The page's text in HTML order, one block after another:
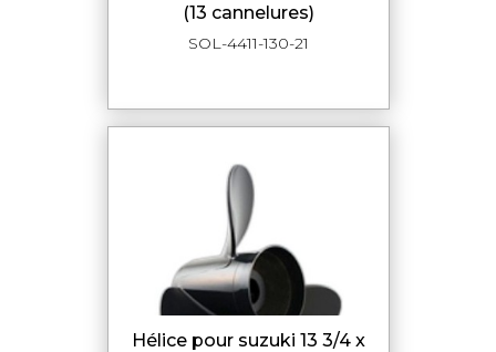
(13 cannelures)
SOL-4411-130-21
hélice pour suzuki 13 3/4 x